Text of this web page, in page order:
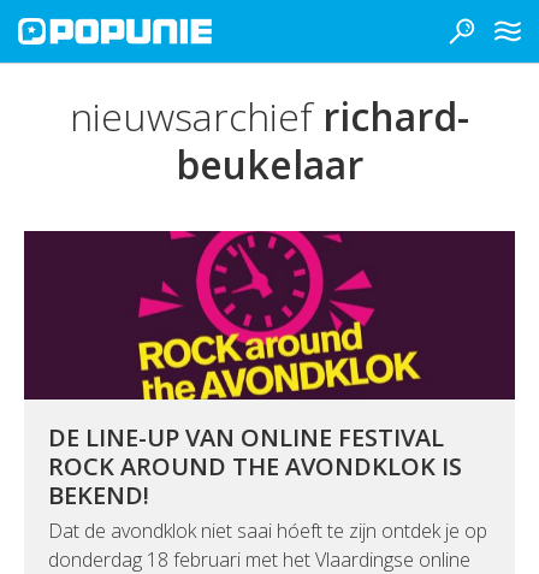
nieuwsarchief richard-
beukelaar
DE LINE-UP VAN ONLINE FESTIVAL
ROCK AROUND THE AVONDKLOK IS
BEKEND!
Dat de avondklok niet saai hóeft te zijn ontdek je op
donderdag 18 februari met het Vlaardingse online